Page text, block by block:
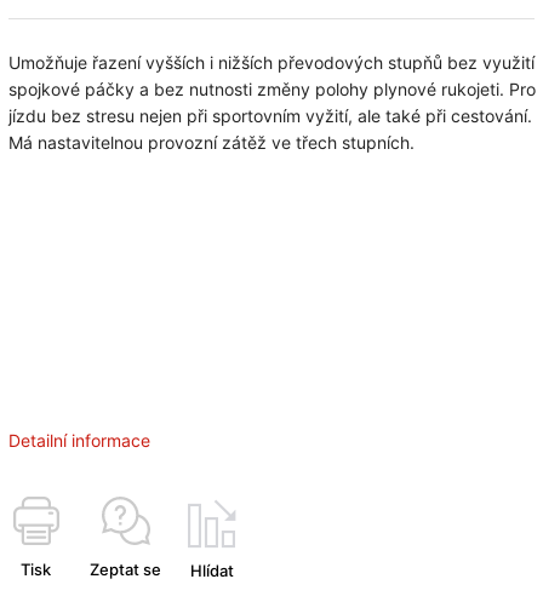
Umožňuje řazení vyšších i nižších převodových stupňů bez využití
spojkové páčky a bez nutnosti změny polohy plynové rukojeti. Pro
jízdu bez stresu nejen při sportovním vyžití, ale také při cestování.
Má nastavitelnou provozní zátěž ve třech stupních.
Detailní informace
Tisk Zeptat se Hlídat